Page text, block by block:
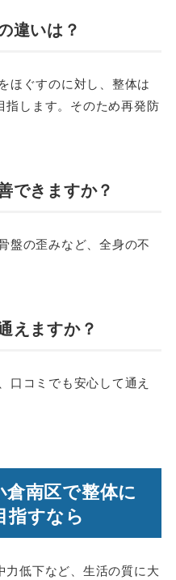
違いは？
ほぐすのに対し、整体は
指します。そのため再発防
できますか？
盤の歪みなど、全身の不
えますか？
口コミでも安心して通え
南区で整体に
指すなら
力低下など、生活の質に大